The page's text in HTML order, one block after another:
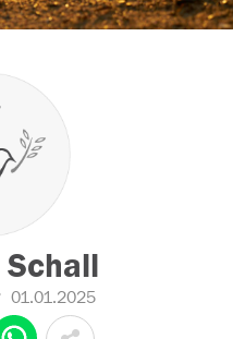
Schall
01.01.2025